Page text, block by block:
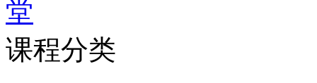
课程分类